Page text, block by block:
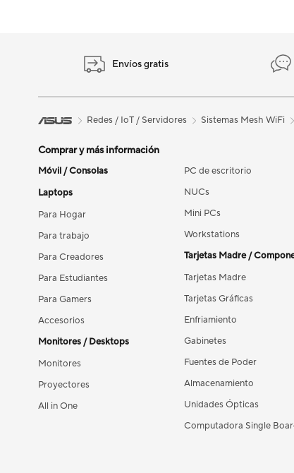
Envíos gratis
Redes / IoT / Servidores Sistemas Mesh WiFi
Comprar y más información
Móvil / Consolas
Laptops
Para Hogar
Para trabajo
Para Creadores
Para Estudiantes
Para Gamers
Accesorios
Monitores / Desktops
Monitores
Proyectores
All in One
PC de escritorio
NUCs
Mini PCs
Workstations
Tarjetas Madre /
Tarjetas Madre
Tarjetas Gráficas
Enfriamiento
Gabinetes
Fuentes de Poder
Almacenamiento
Unidades Ópticas
Computadora Single